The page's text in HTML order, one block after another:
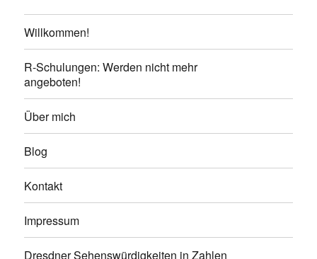
Willkommen!
R-Schulungen: Werden nicht mehr
angeboten!
Über mich
Blog
Kontakt
Impressum
Dresdner Sehenswürdigkeiten in Zahlen